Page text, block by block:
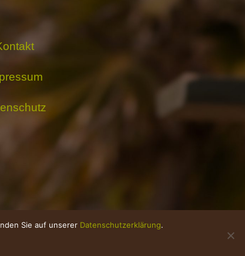
Sie auf unserer Datenschutzerklärung.